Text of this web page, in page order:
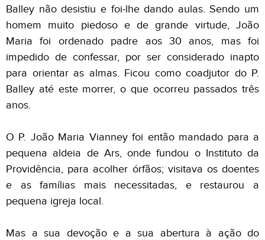
Balley não desistiu e foi-lhe dando aulas. Sendo um
homem muito piedoso e de grande virtude, João
Maria foi ordenado padre aos 30 anos, mas foi
impedido de confessar, por ser considerado inapto
para orientar as almas. Ficou como coadjutor do P.
Balley até este morrer, o que ocorreu passados três
anos.
O P. João Maria Vianney foi então mandado para a
pequena aldeia de Ars, onde fundou o Instituto da
Providência, para acolher órfãos; visitava os doentes
e as famílias mais necessitadas, e restaurou a
pequena igreja local.
Mas a sua devoção e a sua abertura à ação do